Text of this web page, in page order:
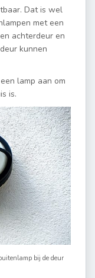
Dat is wel
met een
achterdeur en
kunnen
lamp aan om
is.
bij de deur